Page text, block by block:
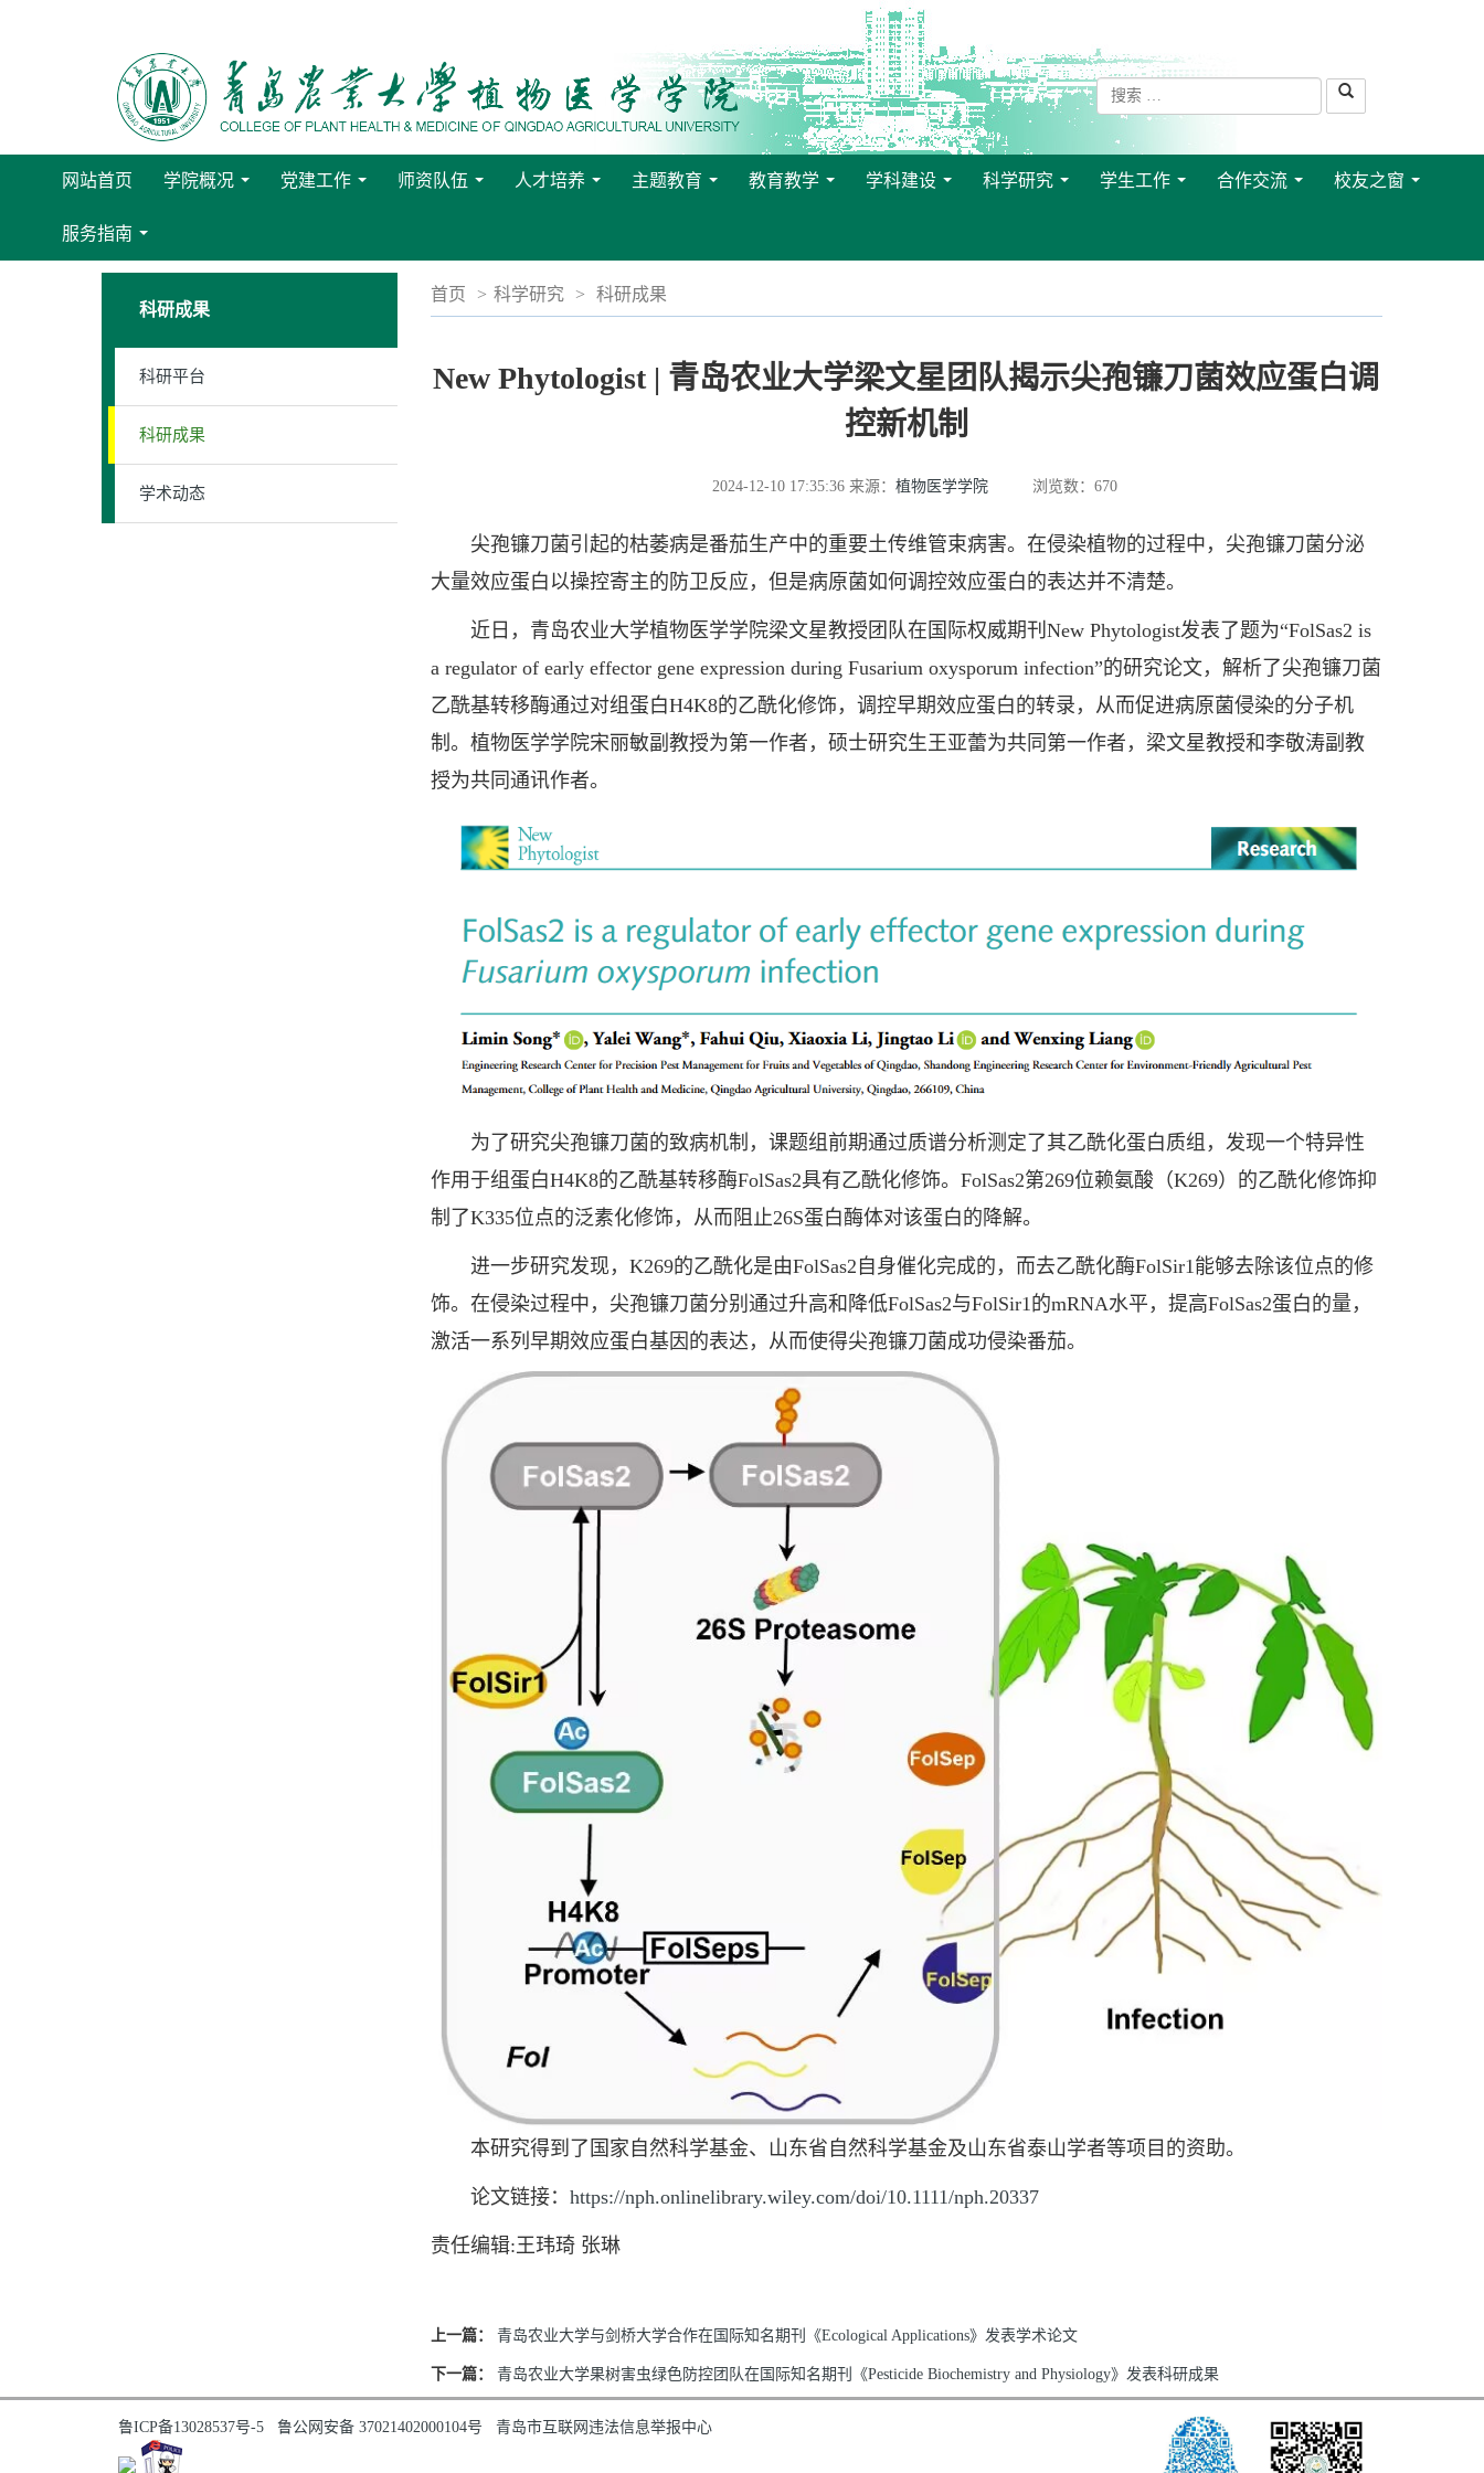
网站首页 学院概况 党建工作 师资队伍 人才培养 主题教育 教育教学 学科建设 科学研究 学生工作 合作交流 校友之窗
服务指南
科研成果
科研平台
科研成果
学术动态
首页 > 科学研究 > 科研成果
New Phytologist | 青岛农业大学梁文星团队揭示尖孢镰刀菌效应蛋白调
控新机制
2024-12-10 17:35:36 来源：植物医学学院 浏览数：670
尖孢镰刀菌引起的枯萎病是番茄生产中的重要土传维管束病害。在侵染植物的过程中，尖孢镰刀菌分泌
大量效应蛋白以操控寄主的防卫反应，但是病原菌如何调控效应蛋白的表达并不清楚。
近日，青岛农业大学植物医学学院梁文星教授团队在国际权威期刊New Phytologist发表了题为“FolSas2 is
a regulator of early effector gene expression during Fusarium oxysporum infection”的研究论文，解析了尖孢镰刀菌
乙酰基转移酶通过对组蛋白H4K8的乙酰化修饰，调控早期效应蛋白的转录，从而促进病原菌侵染的分子机
制。植物医学学院宋丽敏副教授为第一作者，硕士研究生王亚蕾为共同第一作者，梁文星教授和李敬涛副教
授为共同通讯作者。
为了研究尖孢镰刀菌的致病机制，课题组前期通过质谱分析测定了其乙酰化蛋白质组，发现一个特异性
作用于组蛋白H4K8的乙酰基转移酶FolSas2具有乙酰化修饰。FolSas2第269位赖氨酸（K269）的乙酰化修饰抑
制了K335位点的泛素化修饰，从而阻止26S蛋白酶体对该蛋白的降解。
进一步研究发现，K269的乙酰化是由FolSas2自身催化完成的，而去乙酰化酶FolSir1能够去除该位点的修
饰。在侵染过程中，尖孢镰刀菌分别通过升高和降低FolSas2与FolSir1的mRNA水平，提高FolSas2蛋白的量，
激活一系列早期效应蛋白基因的表达，从而使得尖孢镰刀菌成功侵染番茄。
本研究得到了国家自然科学基金、山东省自然科学基金及山东省泰山学者等项目的资助。
论文链接： https://nph.onlinelibrary.wiley.com/doi/10.1111/nph.20337
责任编辑:王玮琦 张琳
上一篇： 青岛农业大学与剑桥大学合作在国际知名期刊《Ecological Applications》发表学术论文
下一篇： 青岛农业大学果树害虫绿色防控团队在国际知名期刊《Pesticide Biochemistry and Physiology》发表科研成果
鲁ICP备13028537号-5 鲁公网安备 37021402000104号 青岛市互联网违法信息举报中心